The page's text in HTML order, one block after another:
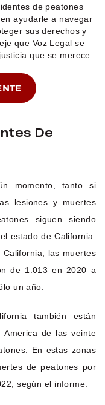
de peatones
ayudarle a navegar
sus derechos y
que Voz Legal se
que se merece.
De
momento, tanto si
lesiones y muertes
siguen siendo
estado de California.
las muertes
de 1.013 en 2020 a
un año.
también están
America de las veinte
En estas zonas
de peatones por
según el informe.